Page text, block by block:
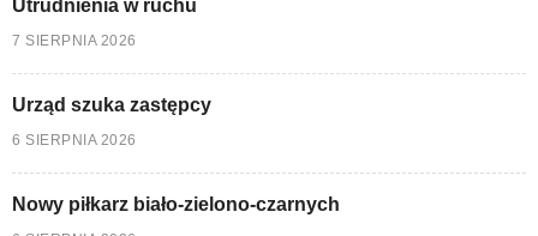
Utrudnienia w ruchu
7 SIERPNIA 2026
Urząd szuka zastępcy
6 SIERPNIA 2026
Nowy piłkarz biało-zielono-czarnych